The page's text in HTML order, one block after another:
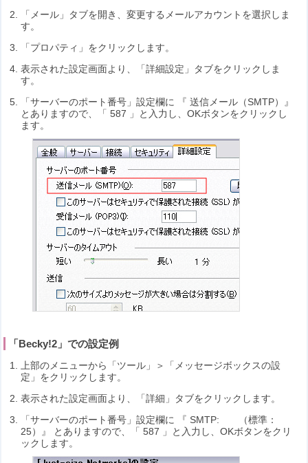
「メール」タブを開き、変更するメールアカウントを選択しま
す。
「プロパティ」をクリックします。
表示された設定画面より、「詳細設定」タブをクリックしま
す。
「サーバーのポート番号」設定欄に 『 送信メール（SMTP）』
とありますので、「 587 」と入力し、OKボタンをクリックし
ます。
「Becky!2」での設定例
上部のメニューから「ツール」＞「メッセージボックスの設
定」をクリックします。
表示された設定画面より、「詳細」タブをクリックします。
「サーバーのポート番号」設定欄に 『 SMTP: （標準：
25）』 とありますので、「 587 」と入力し、OKボタンをクリ
ックします。